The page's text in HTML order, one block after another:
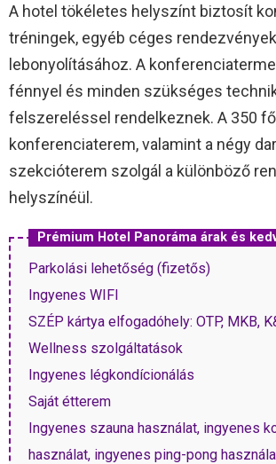
A hotel tökéletes helyszínt biztosít
tréningek, egyéb céges rendezvények
lebonyolításához. A
fénnyel és minden szükséges
felszereléssel rendelkeznek. A 350
konferenciaterem, valamint a négy
szekcióterem szolgál a különböző
helyszínéül.
Prémium Hotel Panoráma árak és
Parkolási lehetőség (fizetős)
Ingyenes WIFI
SZÉP kártya elfogadóhely: OTP, MKB,
Wellness szolgáltatások
Ingyenes légkondícionálás
Saját étterem
Ingyenes szauna használat, ingyenes
használat, ingyenes ping-pong